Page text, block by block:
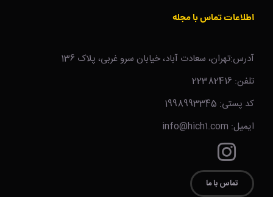
اطلاعات تماس با مجله
آدرس:تهران، سعادت آباد، خیابان سرو غربی، پلاک 136
تلفن: 22382416
کد پستی: 1998993345
ایمیل: info@hich1.com
تماس با ما